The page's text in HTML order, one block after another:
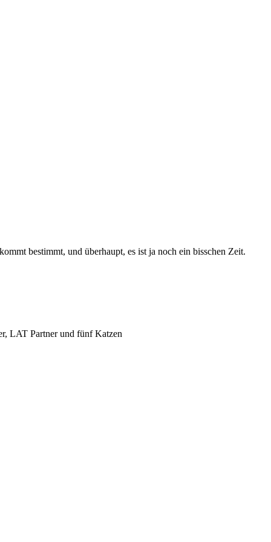
bestimmt, und überhaupt, es ist ja noch ein bisschen Zeit.
LAT Partner und fünf Katzen